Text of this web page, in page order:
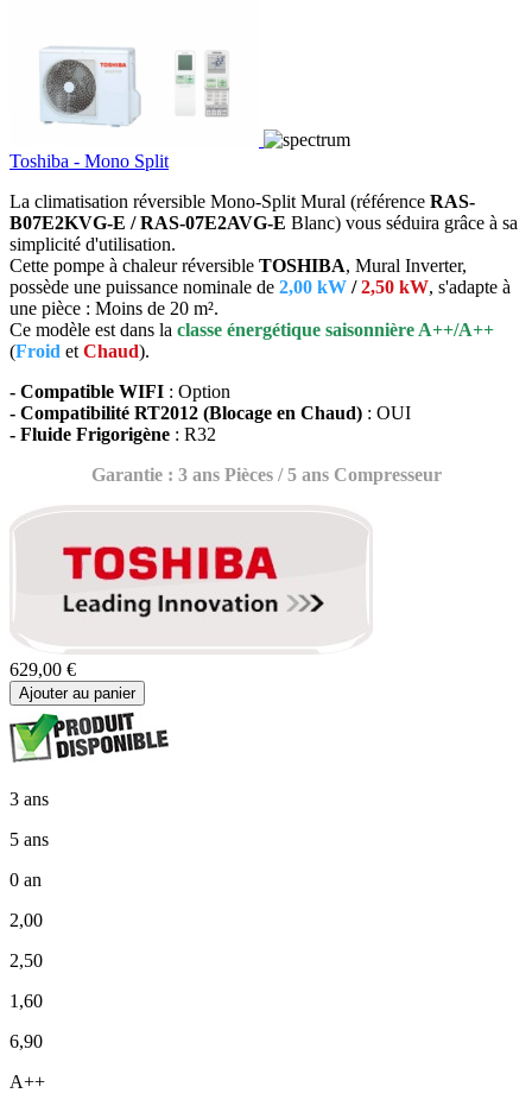
Toshiba - Mono Split
La climatisation réversible Mono-Split Mural (référence RAS-
B07E2KVG-E / RAS-07E2AVG-E Blanc) vous séduira grâce à sa
simplicité d'utilisation.
Cette pompe à chaleur réversible TOSHIBA, Mural Inverter,
possède une puissance nominale de 2,00 kW /2,50 kW, s'adapte à
une pièce : Moins de 20 m².
Ce modèle est dans la classe énergétique saisonnière A++/A++
(Froid et Chaud).
- Compatible WIFI : Option
- Compatibilité RT2012 (Blocage en Chaud) : OUI
- Fluide Frigorigène : R32
Garantie : 3 ans Pièces / 5 ans Compresseur
629,00 €
Ajouter au panier
3 ans
5 ans
0 an
2,00
2,50
1,60
6,90
A++